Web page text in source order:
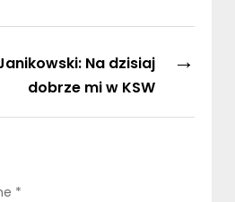
→
Na dzisiaj
dobrze mi w KSW
*